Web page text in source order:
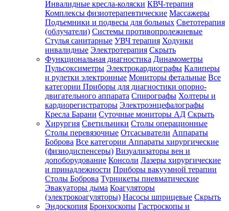
Инвалидные кресла-коляски КВЧ-терапия
Комплексы физиотерапевтические Массажеры
Подъемники и подвесы для больных Светотерапия
(облучатели) Системы противопролежневые
Стулья санитарные УВЧ терапия Ходунки
инвалидные Электротерапия Скрыть
Функциональная диагностика Динамометры
Пульсоксиметры Электрокардиографы Калиперы
и рулетки электронные Мониторы фетальные Все
категории Приборы для диагностики опорно-
двигательного аппарата Спирографы Холтеры и
кардиорегистраторы Электроэнцефалографы
Кресла Барани Суточные мониторы АД Скрыть
Хирургия Светильники Столы операционные
Столы перевязочные Отсасыватели Аппараты
Боброва Все категории Аппараты хирургические
(физиодиспенсеры) Визуализаторы вен и
допоборудование Консоли Лазеры хирургические
и принадлежности Приборы вакуумной терапии
Столы Боброва Турникеты пневматические
Эвакуаторы дыма Коагуляторы
(электрокоагуляторы) Насосы шприцевые Скрыть
Эндоскопия Бронхоскопы Гастроскопы и